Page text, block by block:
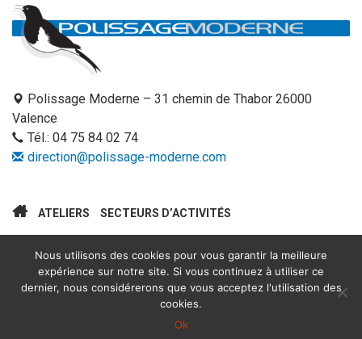
Polissage Moderne – 31 chemin de Thabor 26000
Valence
Tél.: 04 75 84 02 74
direction@polissage-moderne.com
ATELIERS SECTEURS D’ACTIVITÉS
Mentions légales
Nous utilisons des cookies pour vous garantir la meilleure
expérience sur notre site. Si vous continuez à utiliser ce
dernier, nous considérerons que vous acceptez l'utilisation des
cookies.
Ok